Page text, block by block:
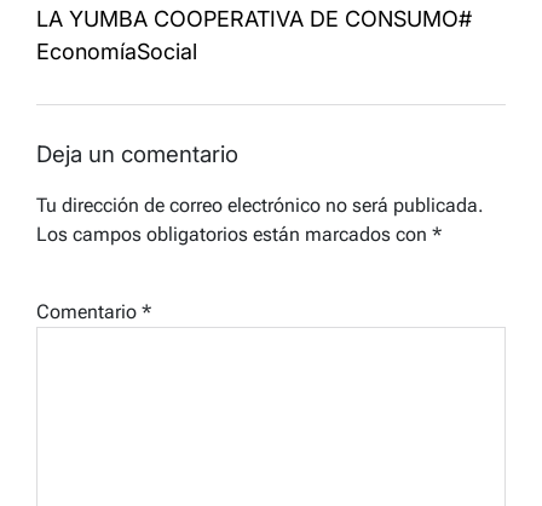
LA YUMBA COOPERATIVA DE CONSUMO#
EconomíaSocial
Deja un comentario
Tu dirección de correo electrónico no será publicada.
Los campos obligatorios están marcados con *
Comentario *